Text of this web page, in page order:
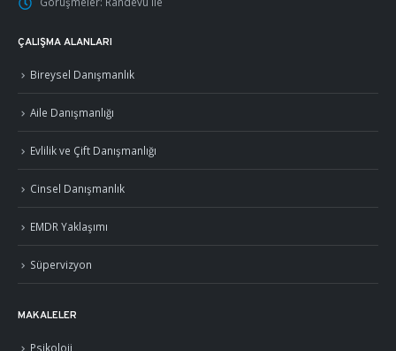
ÇALIŞMA ALANLARI
Bireysel Danışmanlık
Aile Danışmanlığı
Evlilik ve Çift Danışmanlığı
Cinsel Danışmanlık
EMDR Yaklaşımı
Süpervizyon
MAKALELER
Psikoloji